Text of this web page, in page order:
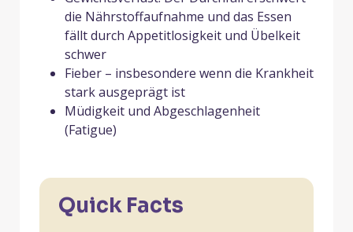
die Nährstoffaufnahme und das Essen
fällt durch Appetitlosigkeit und Übelkeit
schwer
Fieber – insbesondere wenn die Krankheit
stark ausgeprägt ist
Müdigkeit und Abgeschlagenheit
(Fatigue)
Quick Facts